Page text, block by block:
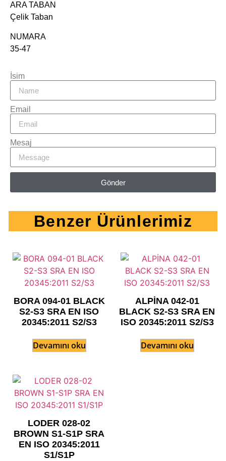
ARA TABAN
Çelik Taban
NUMARA
35-47
İsim
Email
Mesaj
Gönder
Benzer Ürünlerimiz
BORA 094-01 BLACK
S2-S3 SRA EN ISO
20345:2011 S2/S3
Devamını oku
ALPİNA 042-01
BLACK S2-S3 SRA EN
ISO 20345:2011 S2/S3
Devamını oku
LODER 028-02
BROWN S1-S1P SRA
EN ISO 20345:2011
S1/S1P